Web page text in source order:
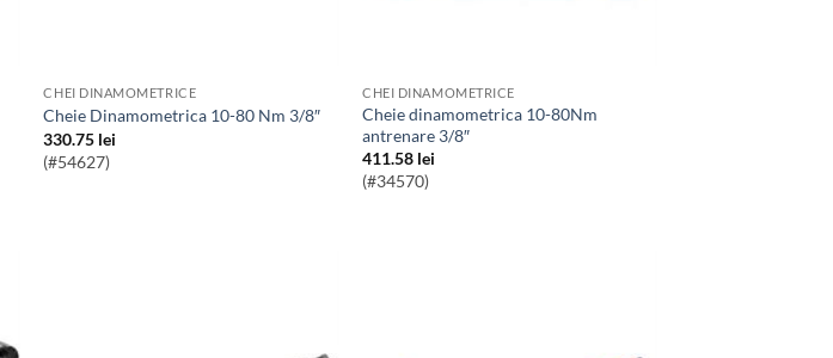
CHEI DINAMOMETRICE
Cheie Dinamometrica 10-80 Nm 3/8″
330.75 lei
(#54627)
CHEI DINAMOMETRICE
Cheie dinamometrica 10-80Nm
antrenare 3/8″
411.58 lei
(#34570)